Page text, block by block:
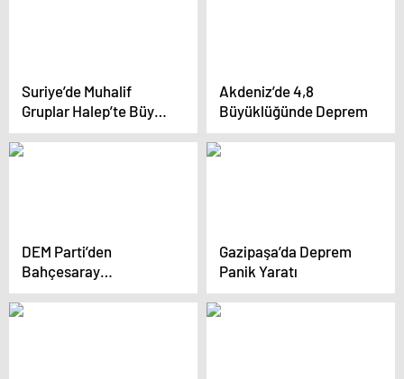
Suriye’de Muhalif
Gruplar Halep’te Büyük
Operasyon Başlattı
Akdeniz’de 4,8
Büyüklüğünde Deprem
DEM Parti’den
Bahçesaray
Belediyesi’ne Kayyum
Atamasına Sert Tepki
Gazipaşa’da Deprem
Panik Yaratı